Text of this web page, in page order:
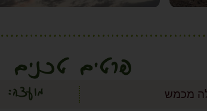
פרטים טכנים
מכמש מועצה: